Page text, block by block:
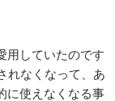
用していたのです
れなくなって、あ
に使えなくなる事